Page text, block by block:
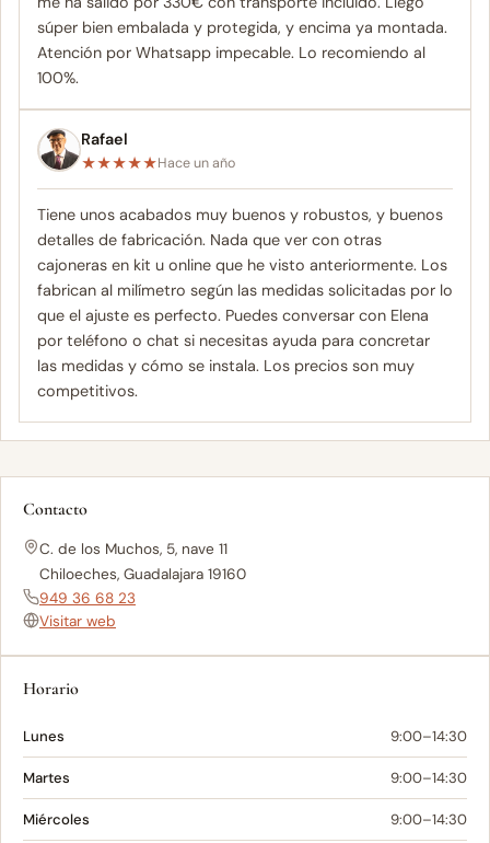
súper bien embalada y protegida, y encima ya montada.
Atención por Whatsapp impecable. Lo recomiendo al
100%.
Rafael
★★★★★Hace un año
Tiene unos acabados muy buenos y robustos, y buenos
detalles de fabricación. Nada que ver con otras
cajoneras en kit u online que he visto anteriormente. Los
fabrican al milímetro según las medidas solicitadas por lo
que el ajuste es perfecto. Puedes conversar con Elena
por teléfono o chat si necesitas ayuda para concretar
las medidas y cómo se instala. Los precios son muy
competitivos.
Contacto
C. de los Muchos, 5, nave 11
Chiloeches, Guadalajara 19160
949 36 68 23
Visitar web
Horario
Lunes 9:00–14:30
Martes 9:00–14:30
Miércoles 9:00–14:30